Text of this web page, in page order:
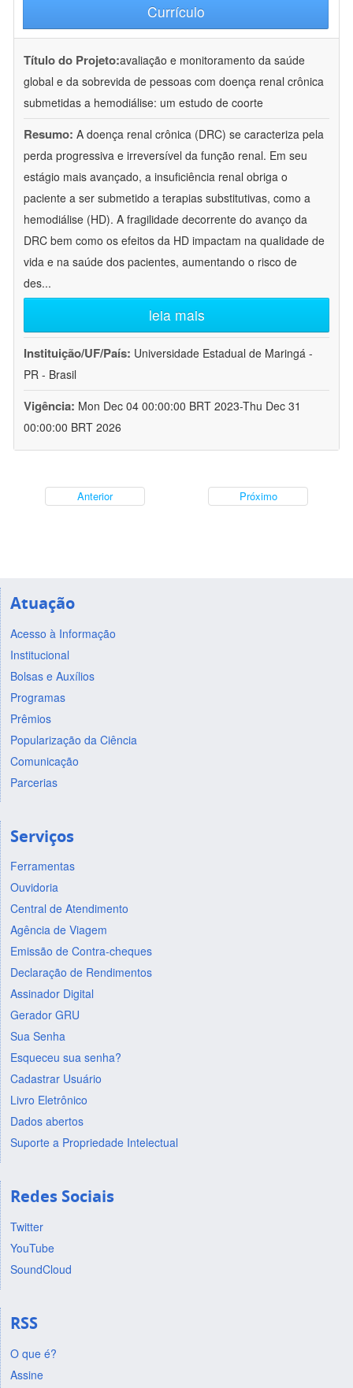
Currículo
Título do Projeto:avaliação e monitoramento da saúde
global e da sobrevida de pessoas com doença renal crônica
submetidas a hemodiálise: um estudo de coorte
Resumo: A doença renal crônica (DRC) se caracteriza pela
perda progressiva e irreversível da função renal. Em seu
estágio mais avançado, a insuficiência renal obriga o
paciente a ser submetido a terapias substitutivas, como a
hemodiálise (HD). A fragilidade decorrente do avanço da
DRC bem como os efeitos da HD impactam na qualidade de
vida e na saúde dos pacientes, aumentando o risco de
des...
leia mais
Instituição/UF/País: Universidade Estadual de Maringá -
PR - Brasil
Vigência: Mon Dec 04 00:00:00 BRT 2023-Thu Dec 31
00:00:00 BRT 2026
Anterior Próximo
Atuação
Acesso à Informação
Institucional
Bolsas e Auxílios
Programas
Prêmios
Popularização da Ciência
Comunicação
Parcerias
Serviços
Ferramentas
Ouvidoria
Central de Atendimento
Agência de Viagem
Emissão de Contra-cheques
Declaração de Rendimentos
Assinador Digital
Gerador GRU
Sua Senha
Esqueceu sua senha?
Cadastrar Usuário
Livro Eletrônico
Dados abertos
Suporte a Propriedade Intelectual
Redes Sociais
Twitter
YouTube
SoundCloud
RSS
O que é?
Assine